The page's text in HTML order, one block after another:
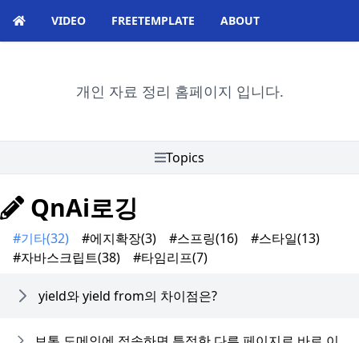
VIDEO FREETEMPLATE ABOUT
개인 자료 정리 홈페이지 입니다.
Topics
QnAi로깅
#기타(32) #에지확장(3) #스프링(16) #스타일(13)
#자바스크립트(38) #타임리프(7)
yield와 yield from의 차이점은?